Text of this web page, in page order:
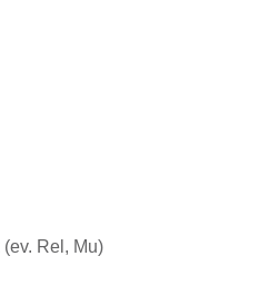
Rel, Mu)